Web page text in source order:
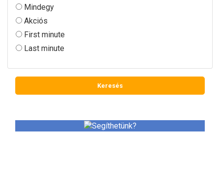
Mindegy
Akciós
First minute
Last minute